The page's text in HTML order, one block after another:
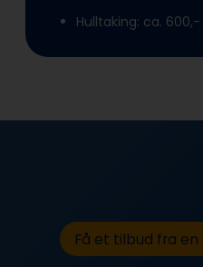
Hulltaking: ca. 600,-
Få et tilbud fra